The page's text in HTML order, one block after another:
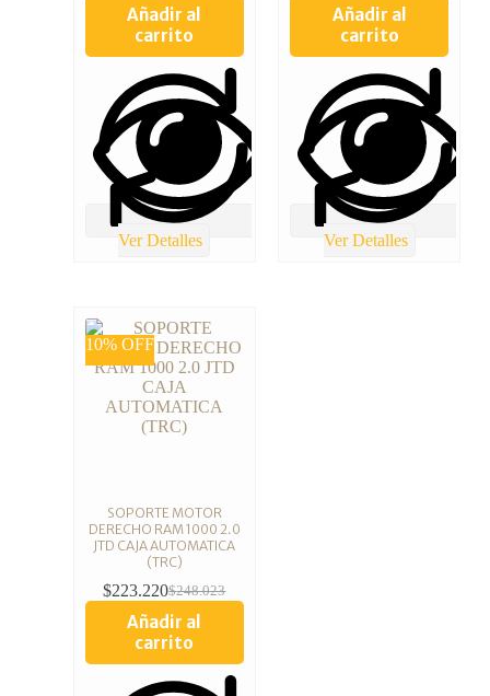
Añadir al
carrito
Ver Detalles
Añadir al
carrito
Ver Detalles
10% OFF
SOPORTE MOTOR
DERECHO RAM 1000 2.0
JTD CAJA AUTOMATICA
(TRC)
$248.023
$223.220
Añadir al
carrito